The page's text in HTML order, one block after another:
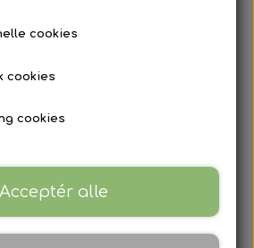
cookies
cookies
cookies
Acceptér alle